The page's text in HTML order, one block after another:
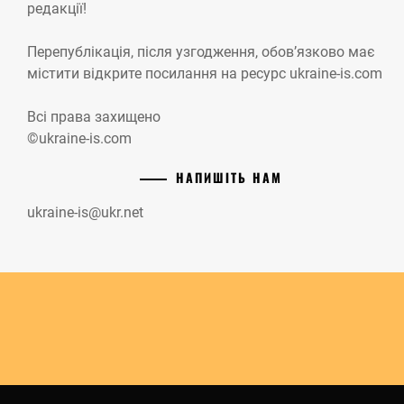
редакції!
Перепублікація, після узгодження, обов’язково має
містити відкрите посилання на ресурс ukraine-is.com
Всі права захищено
©ukraine-is.com
НАПИШІТЬ НАМ
ukraine-is@ukr.net